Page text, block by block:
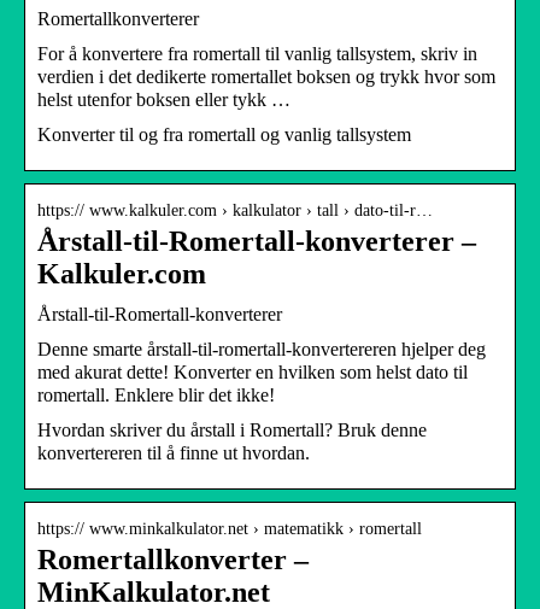
Romertallkonverterer
For å konvertere fra romertall til vanlig tallsystem, skriv in
verdien i det dedikerte romertallet boksen og trykk hvor som
helst utenfor boksen eller tykk …
Konverter til og fra romertall og vanlig tallsystem
https:// www.kalkuler.com › kalkulator › tall › dato-til-r…
Årstall-til-Romertall-konverterer –
Kalkuler.com
Årstall-til-Romertall-konverterer
Denne smarte årstall-til-romertall-konvertereren hjelper deg
med akurat dette! Konverter en hvilken som helst dato til
romertall. Enklere blir det ikke!
Hvordan skriver du årstall i Romertall? Bruk denne
konvertereren til å finne ut hvordan.
https:// www.minkalkulator.net › matematikk › romertall
Romertallkonverter –
MinKalkulator.net